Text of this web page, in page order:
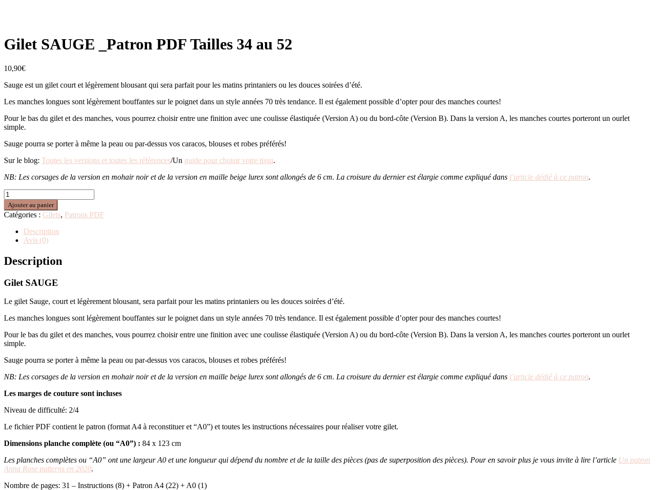
Gilet SAUGE _Patron PDF Tailles 34 au 52
10,90€
Sauge est un gilet court et légèrement blousant qui sera parfait pour les matins printaniers ou les douces soirées d’été.
Les manches longues sont légèrement bouffantes sur le poignet dans un style années 70 très tendance. Il est également possible d’opter pour des manches courtes!
Pour le bas du gilet et des manches, vous pourrez choisir entre une finition avec une coulisse élastiquée (Version A) ou du bord-côte (Version B). Dans la version A, les manches courtes porteront un ourlet
simple.
Sauge pourra se porter à même la peau ou par-dessus vos caracos, blouses et robes préférés!
Sur le blog: Toutes les versions et toutes les références/Un guide pour choisir votre tissu.
NB: Les corsages de la version en mohair noir et de la version en maille beige lurex sont allongés de 6 cm. La croisure du dernier est élargie comme expliqué dans l’article dédié à ce patron.
Ajouter au panier
Catégories : Gilets, Patrons PDF
Description
Avis (0)
Description
Gilet SAUGE
Le gilet Sauge, court et légèrement blousant, sera parfait pour les matins printaniers ou les douces soirées d’été.
Les manches longues sont légèrement bouffantes sur le poignet dans un style années 70 très tendance. Il est également possible d’opter pour des manches courtes!
Pour le bas du gilet et des manches, vous pourrez choisir entre une finition avec une coulisse élastiquée (Version A) ou du bord-côte (Version B). Dans la version A, les manches courtes porteront un ourlet
simple.
Sauge pourra se porter à même la peau ou par-dessus vos caracos, blouses et robes préférés!
NB: Les corsages de la version en mohair noir et de la version en maille beige lurex sont allongés de 6 cm. La croisure du dernier est élargie comme expliqué dans l’article dédié à ce patron.
Les marges de couture sont incluses
Niveau de difficulté: 2/4
Le fichier PDF contient le patron (format A4 à reconstituer et “A0”) et toutes les instructions nécessaires pour réaliser votre gilet.
Dimensions planche complète (ou “A0”) : 84 x 123 cm
Les planches complètes ou “A0” ont une largeur A0 et une longueur qui dépend du nombre et de la taille des pièces (pas de superposition des pièces). Pour en savoir plus je vous invite à lire l’article Un patron
Anna Rose patterns en 2020.
Nombre de pages: 31 – Instructions (8) + Patron A4 (22) + A0 (1)